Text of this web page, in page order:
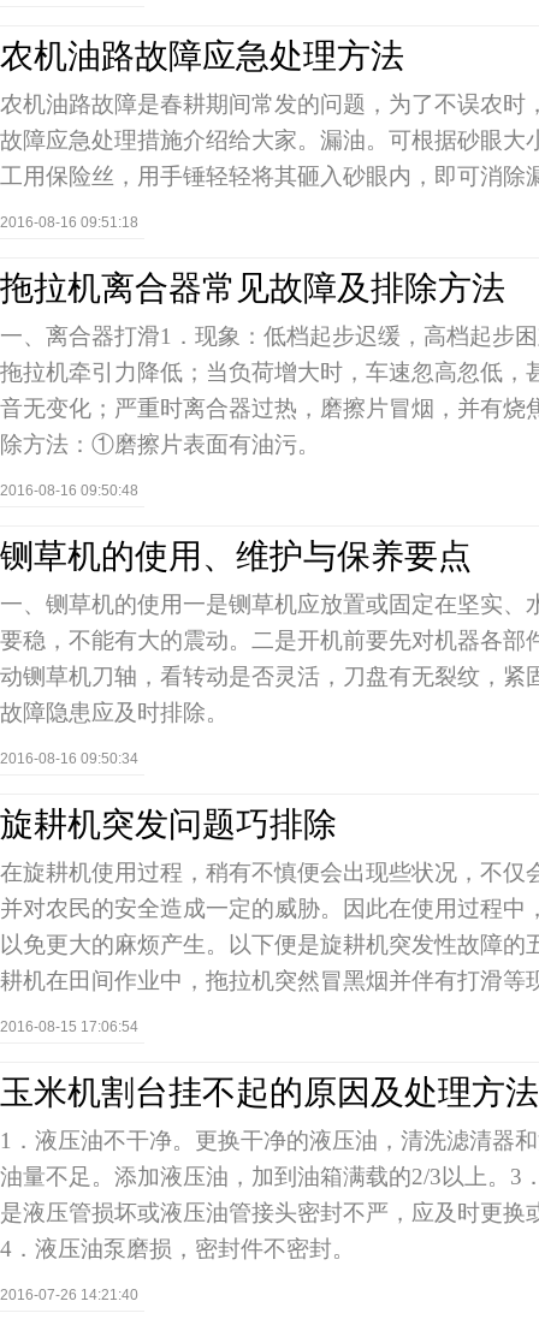
农机油路故障应急处理方法
农机油路故障是春耕期间常发的问题，为了不误农时
故障应急处理措施介绍给大家。漏油。可根据砂眼大
工用保险丝，用手锤轻轻将其砸入砂眼内，即可消除
2016-08-16 09:51:18
拖拉机离合器常见故障及排除方法
一、离合器打滑1．现象：低档起步迟缓，高档起步
拖拉机牵引力降低；当负荷增大时，车速忽高忽低，
音无变化；严重时离合器过热，磨擦片冒烟，并有烧
除方法：①磨擦片表面有油污。
2016-08-16 09:50:48
铡草机的使用、维护与保养要点
一、铡草机的使用一是铡草机应放置或固定在坚实、
要稳，不能有大的震动。二是开机前要先对机器各部
动铡草机刀轴，看转动是否灵活，刀盘有无裂纹，紧
故障隐患应及时排除。
2016-08-16 09:50:34
旋耕机突发问题巧排除
在旋耕机使用过程，稍有不慎便会出现些状况，不仅
并对农民的安全造成一定的威胁。因此在使用过程中
以免更大的麻烦产生。以下便是旋耕机突发性故障的
耕机在田间作业中，拖拉机突然冒黑烟并伴有打滑等
2016-08-15 17:06:54
玉米机割台挂不起的原因及处理方法
1．液压油不干净。更换干净的液压油，清洗滤清器
油量不足。添加液压油，加到油箱满载的2/3以上。3
是液压管损坏或液压油管接头密封不严，应及时更换
4．液压油泵磨损，密封件不密封。
2016-07-26 14:21:40